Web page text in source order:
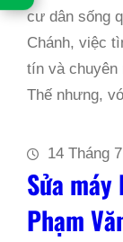
cư dân sống
Chánh, việc
tín và chuyên
Thế nhưng,
14 Tháng
Sửa
Phạm